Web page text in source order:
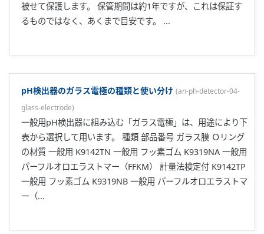
被せて保護します。 保管期間は約1年ですが、これは保証す
るものではなく、あくまで目安です。 ...
pH検出器のガラス電極の種類と使い分け (an-ph-detector-04-
glass-electrode)
一般用pH検出器に組み込む「ガラス電極」は、用途により下
表から選択して用います。 種類 部品番号 ガラス膜 Ｏリング
の材質 一般用 K9142TN 一般用 フッ素ゴム K9319NA 一般用
パーフルオロエラストマー（FFKM） 計量法検定付 K9142TP
一般用 フッ素ゴム K9319NB 一般用 パーフルオロエラストマ
ー（...